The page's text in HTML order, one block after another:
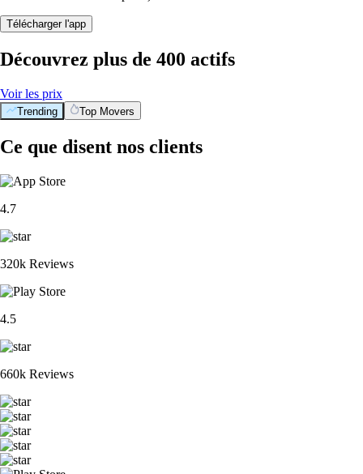
Télécharger l'app
Découvrez plus de 400 actifs
Voir les prix
Trending Top Movers
Ce que disent nos clients
4.7
320k Reviews
4.5
660k Reviews